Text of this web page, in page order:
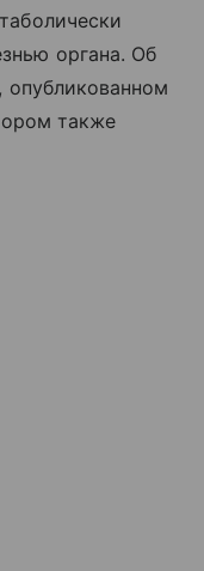
органа. Об
опубликованном
также